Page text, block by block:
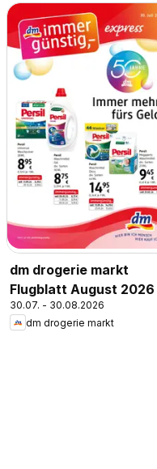
dm drogerie markt
Flugblatt August 2026
30.07. - 30.08.2026
dm drogerie markt